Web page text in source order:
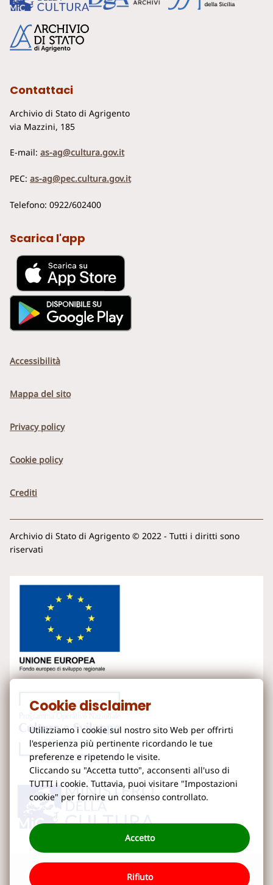
Cookie disclaimer
Utilizziamo i cookie sul nostro sito Web per offrirti
l'esperienza più pertinente ricordando le tue
preferenze e ripetendo le visite.
Cliccando su "Accetta tutto", acconsenti all'uso di
TUTTI i cookie. Tuttavia, puoi visitare "Impostazioni
cookie" per fornire un consenso controllato.
Accetto
Rifiuto
Contattaci
Archivio di Stato di Agrigento
via Mazzini, 185
E-mail: as-ag@cultura.gov.it
PEC: as-ag@pec.cultura.gov.it
Telefono: 0922/602400
Scarica l'app
Accessibilità
Mappa del sito
Privacy policy
Cookie policy
Crediti
Archivio di Stato di Agrigento © 2022 - Tutti i diritti sono
riservati